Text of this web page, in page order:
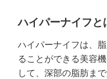
ハイパーナイフと
ハイパーナイフは、
ることができる美容
して、深部の脂肪ま